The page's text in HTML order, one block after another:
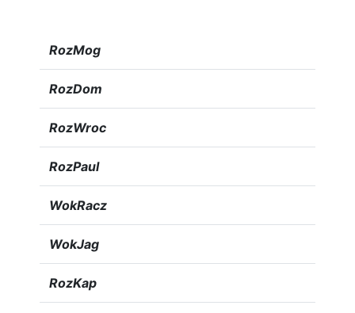
RozMog
RozDom
RozWroc
RozPaul
WokRacz
WokJag
RozKap